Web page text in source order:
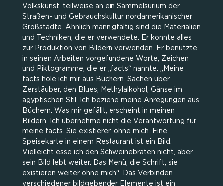
Volkskunst, teilweise an ein Sammelsurium der
Straßen- und Gebrauchskultur nordamerikanischer
Großstädte. Ähnlich mannigfaltig sind die Materialien
und Techniken, die er verwendete. Er konnte alles
zur Produktion von Bildern verwenden. Er benutzte
in seinen Arbeiten vorgefundene Worte, Zeichen
und Piktogramme, die er „facts“ nannte. „Meine
facts hole ich mir aus Büchern. Sachen über
Zerstäuber, den Blues, Methylalkohol, Gänse im
ägyptischen Stil. Ich beziehe meine Anregungen aus
Büchern. Was mir gefällt, erscheint in meinen
Bildern. Ich übernehme nicht die Verantwortung für
meine facts. Sie existieren ohne mich. Eine
Speisekarte in einem Restaurant ist ein Bild.
Vielleicht esse ich den Schweinebraten nicht, aber
sein Bild lebt weiter. Das Menü, die Schrift, sie
existieren weiter ohne mich“. Das Verbinden
verschiedener bildgebender Elemente ist ein